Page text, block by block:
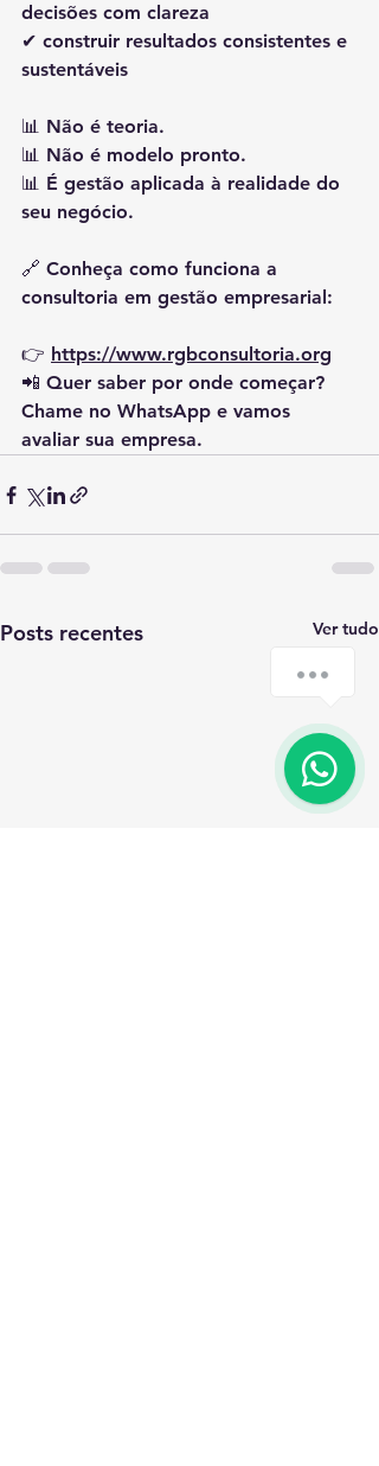
decisões com clareza
✔ construir resultados consistentes e
sustentáveis
📊 Não é teoria.
📊 Não é modelo pronto.
📊 É gestão aplicada à realidade do
seu negócio.
🔗 Conheça como funciona a
consultoria em gestão empresarial:
👉 https://www.rgbconsultoria.org
📲 Quer saber por onde começar?
Chame no WhatsApp e vamos
avaliar sua empresa.
Posts recentes Ver tudo
1